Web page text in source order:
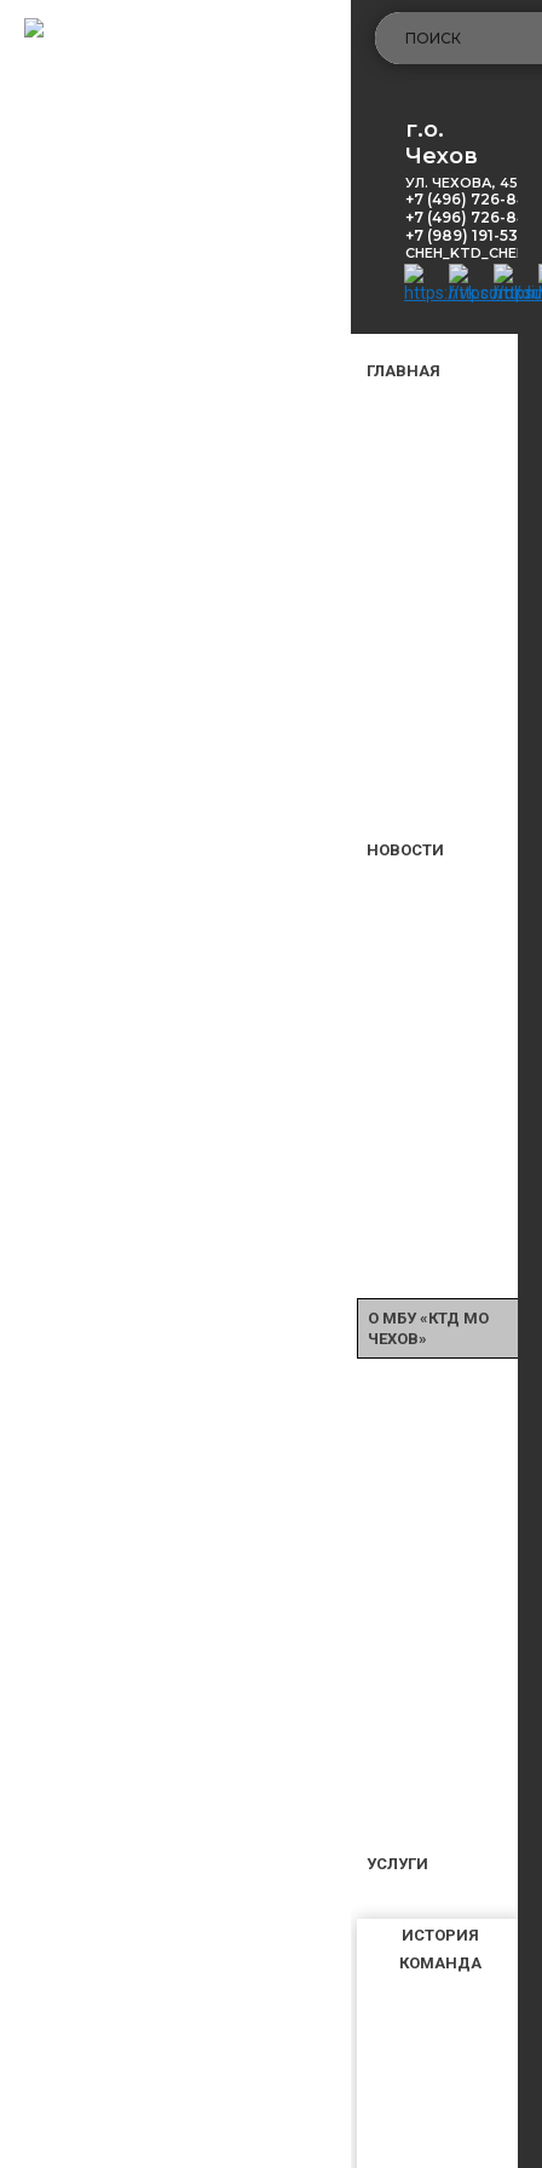
г.о.
Чехов
УЛ. ЧЕХОВА, 45
+7 (496) 726-
+7 (496) 726-
+7 (989) 191-53-
ГЛАВНАЯ
НОВОСТИ
О МБУ «КТД МО
ЧЕХОВ»
ИСТОРИЯ
КОМАНДА
УСЛУГИ